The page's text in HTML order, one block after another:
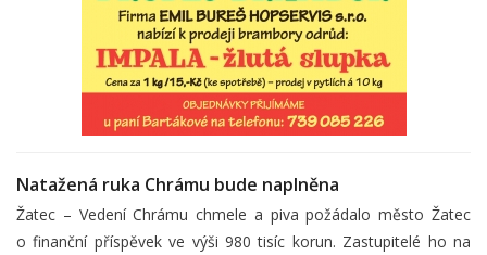
Natažená ruka Chrámu bude naplněna
Žatec – Vedení Chrámu chmele a piva požádalo město Žatec
o finanční příspěvek ve výši 980 tisíc korun. Zastupitelé ho na